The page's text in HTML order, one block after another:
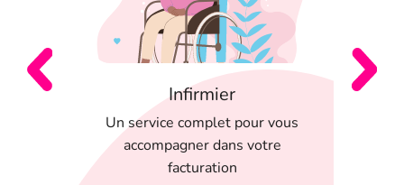
Infirmier
Un service complet pour vous
accompagner dans votre
facturation